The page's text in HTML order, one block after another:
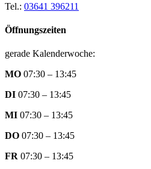
Tel.: 03641 396211
Öffnungszeiten
gerade Kalenderwoche:
MO 07:30 – 13:45
DI 07:30 – 13:45
MI 07:30 – 13:45
DO 07:30 – 13:45
FR 07:30 – 13:45